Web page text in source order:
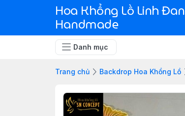
Hoa Khổng Lồ Linh Đan
Handmade
Danh mục
Trang chủ Backdrop Hoa Khổng Lồ